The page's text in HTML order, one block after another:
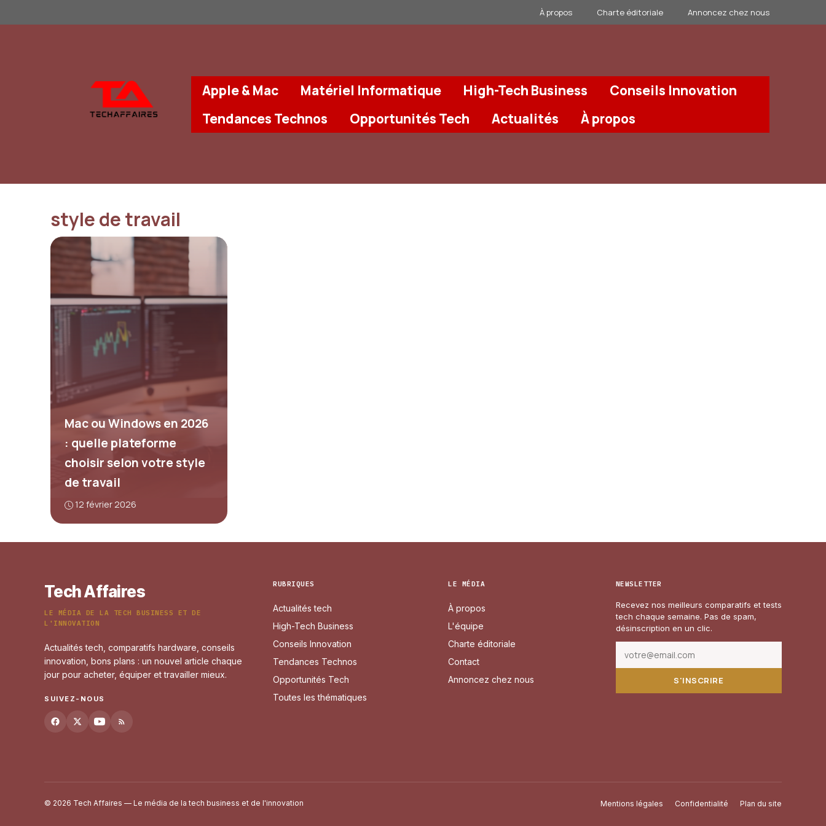
au
À propos Charte éditoriale Annoncez chez nous
Apple & Mac Matériel Informatique High-Tech Business
Conseils Innovation
Tendances Technos
Opportunités Tech Actualités À propos
style de travail
Mac ou Windows en 2026
: quelle plateforme
choisir selon votre style
de travail
12 février 2026
Tech Affaires
LE MÉDIA DE LA TECH BUSINESS ET DE
L'INNOVATION
Actualités tech, comparatifs hardware, conseils
innovation, bons plans : un nouvel article chaque
jour pour acheter, équiper et travailler mieux.
SUIVEZ-NOUS
RUBRIQUES
Actualités tech
High-Tech Business
Conseils Innovation
Tendances Technos
Opportunités Tech
Toutes les thématiques
LE MÉDIA
À propos
L'équipe
Charte éditoriale
Contact
Annoncez chez nous
NEWSLETTER
Recevez nos meilleurs comparatifs et tests
tech chaque semaine. Pas de spam,
désinscription en un clic.
S'INSCRIRE
© 2026 Tech Affaires — Le média de la tech business et de l'innovation Mentions légales Confidentialité Plan du site